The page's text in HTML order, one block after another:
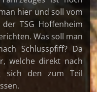
hier und soll vom
TSG Hoffenheim
Was soll man
Schlusspfiff? Da
welche direkt nach
sich den zum Teil